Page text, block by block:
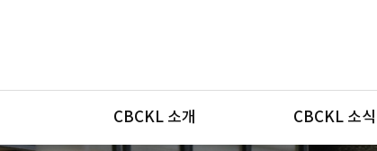
메뉴
CBCKL 소개 CBCKL 소식